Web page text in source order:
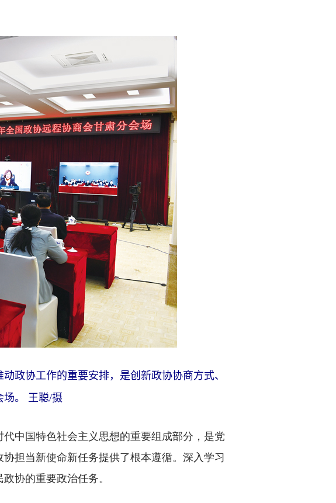
协工作的重要安排，是创新政协协商方式、
场。 王聪/摄
中国特色社会主义思想的重要组成部分，是党
担当新使命新任务提供了根本遵循。深入学习
协的重要政治任务。